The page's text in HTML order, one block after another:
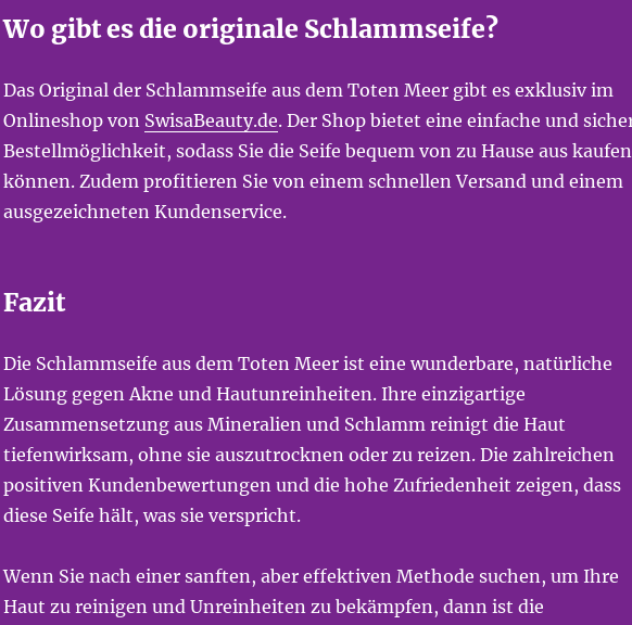
Wo gibt es die originale Schlammseife?
Das Original der Schlammseife aus dem Toten Meer gibt es exklusiv im
Onlineshop von SwisaBeauty.de. Der Shop bietet eine einfache und
Bestellmöglichkeit, sodass Sie die Seife bequem von zu Hause aus kaufen
können. Zudem profitieren Sie von einem schnellen Versand und einem
ausgezeichneten Kundenservice.
Fazit
Die Schlammseife aus dem Toten Meer ist eine wunderbare, natürliche
Lösung gegen Akne und Hautunreinheiten. Ihre einzigartige
Zusammensetzung aus Mineralien und Schlamm reinigt die Haut
tiefenwirksam, ohne sie auszutrocknen oder zu reizen. Die zahlreichen
positiven Kundenbewertungen und die hohe Zufriedenheit zeigen, dass
diese Seife hält, was sie verspricht.
Wenn Sie nach einer sanften, aber effektiven Methode suchen, um Ihre
Haut zu reinigen und Unreinheiten zu bekämpfen, dann ist die